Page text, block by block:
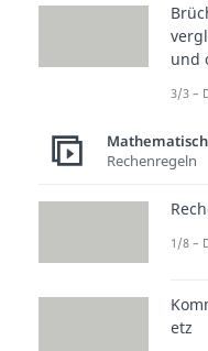
Dauer:
und
3/3 –
Rechenregeln
1/8 –
etz